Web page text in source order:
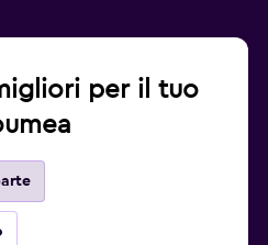
per il tuo